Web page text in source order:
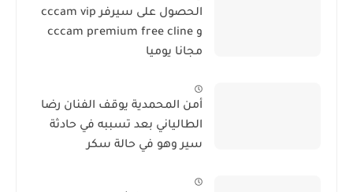
الحصول على سيرفر cccam vip
و cccam premium free cline
مجانا يوميا
أمن المحمدية يوقف الفنان رضا
الطالياني بعد تسببه في حادثة
سير وهو في حالة سكر